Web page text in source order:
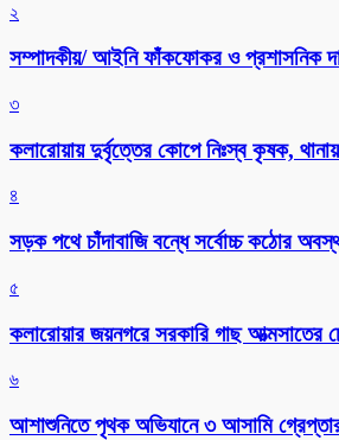
২
সম্পাদকীয়/ আইনি ফাঁকফোকর ও প্রশাসনিক
৩
কলারোয়ায় দুর্বৃত্তের কোপে নিঃস্ব কৃষক,
৪
সড়ক পথে চাঁদাবাজি বন্ধে সর্বোচ্চ কঠোর
৫
কলারোয়ার জয়নগরে সরকারি গাছ আত্মসাতের
৬
আশাশুনিতে পৃথক অভিযানে ৩ আসামি